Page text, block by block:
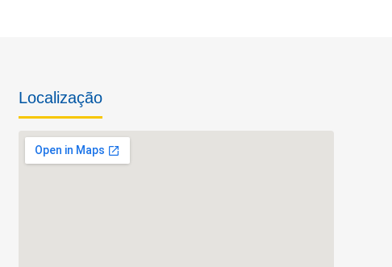
Localização